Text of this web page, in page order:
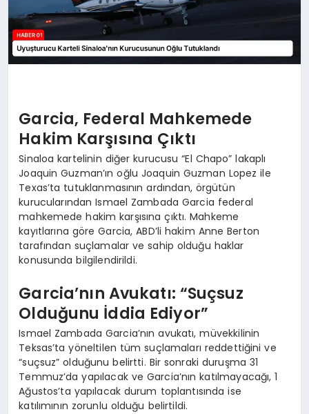
Garcia, Federal Mahkemede
Hakim Karşısına Çıktı
Sinaloa kartelinin diğer kurucusu “El Chapo” lakaplı
Joaquin Guzman’ın oğlu Joaquin Guzman Lopez ile
Texas’ta tutuklanmasının ardından, örgütün
kurucularından Ismael Zambada Garcia federal
mahkemede hakim karşısına çıktı. Mahkeme
kayıtlarına göre Garcia, ABD’li hakim Anne Berton
tarafından suçlamalar ve sahip olduğu haklar
konusunda bilgilendirildi.
Garcia’nın Avukatı: “Suçsuz
Olduğunu İddia Ediyor”
Ismael Zambada Garcia’nın avukatı, müvekkilinin
Teksas’ta yöneltilen tüm suçlamaları reddettiğini ve
“suçsuz” olduğunu belirtti. Bir sonraki duruşma 31
Temmuz’da yapılacak ve Garcia’nın katılmayacağı, 1
Ağustos’ta yapılacak durum toplantısında ise
katılımının zorunlu olduğu belirtildi.